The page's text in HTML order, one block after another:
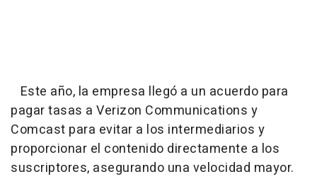
Este año, la empresa llegó a un acuerdo para
pagar tasas a Verizon Communications y
Comcast para evitar a los intermediarios y
proporcionar el contenido directamente a los
suscriptores, asegurando una velocidad mayor.